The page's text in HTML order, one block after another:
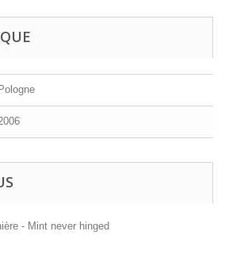
Pologne
- Mint never hinged